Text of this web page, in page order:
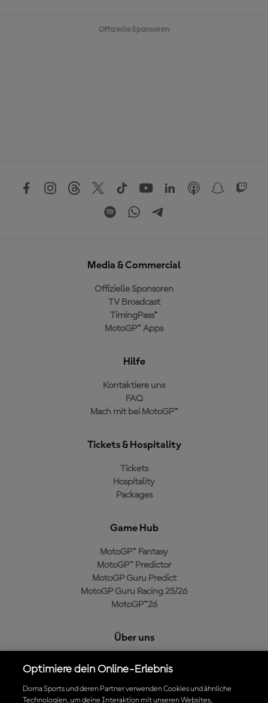
Offizielle Sponsoren
Media & Commercial
Offizielle Sponsoren
TV Broadcast
TimingPass™
MotoGP™ Apps
Hilfe
Kontaktiere uns
FAQ
Mach mit bei MotoGP™
Tickets & Hospitality
Tickets
Hospitality
Packages
Game Hub
MotoGP™ Fantasy
MotoGP™ Predictor
MotoGP Guru Predict
MotoGP Guru Racing 25/26
MotoGP™26
Über uns
Cookie-Richtlinien
Geschäftsbedingungen
Optimiere dein Online-Erlebnis
Dorna Sports und deren Partner verwenden Cookies und ähnliche
Technologien, um deine Interaktion mit unseren Websites,